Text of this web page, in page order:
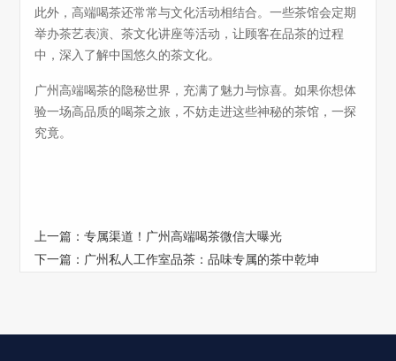
此外，高端喝茶还常常与文化活动相结合。一些茶馆会定期
举办茶艺表演、茶文化讲座等活动，让顾客在品茶的过程
中，深入了解中国悠久的茶文化。
广州高端喝茶的隐秘世界，充满了魅力与惊喜。如果你想体
验一场高品质的喝茶之旅，不妨走进这些神秘的茶馆，一探
究竟。
上一篇：专属渠道！广州高端喝茶微信大曝光
下一篇： 广州私人工作室品茶：品味专属的茶中乾坤